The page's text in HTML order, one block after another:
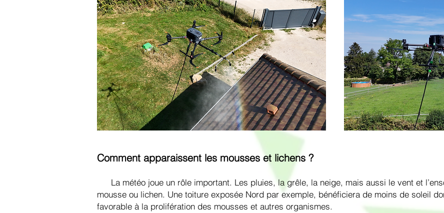
Comment apparaissent les mousses et lichens ?
La météo joue un rôle important. Les pluies, la grêle, la neige, mais aussi le vent et
mousse ou lichen. Une toiture exposée Nord par exemple, bénéficiera de moins de soleil
favorable à la prolifération des mousses et autres organismes.